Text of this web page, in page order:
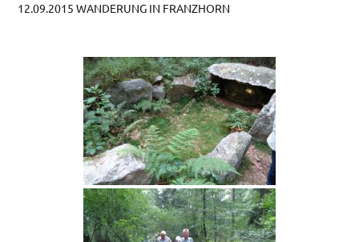
12.09.2015 WANDERUNG IN FRANZHORN